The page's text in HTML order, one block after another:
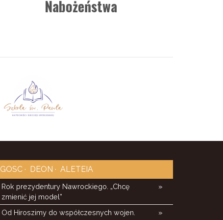
Nabożeństwa
GOSC DEON ALETEIA
»
Rok prezydentury Nawrockiego. „Chcę
zmienić jej model”
»
Od Hiroszimy do współczesnych wojen.